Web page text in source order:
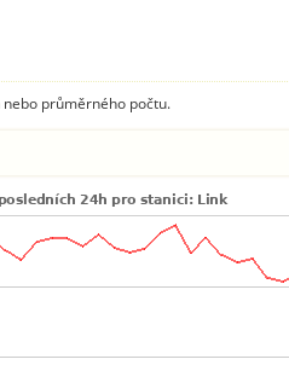
průměrného počtu.